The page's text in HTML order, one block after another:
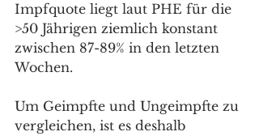
Impfquote liegt laut PHE für die
>50 Jährigen ziemlich konstant
zwischen 87-89% in den letzten
Wochen.
Um Geimpfte und Ungeimpfte zu
vergleichen, ist es deshalb